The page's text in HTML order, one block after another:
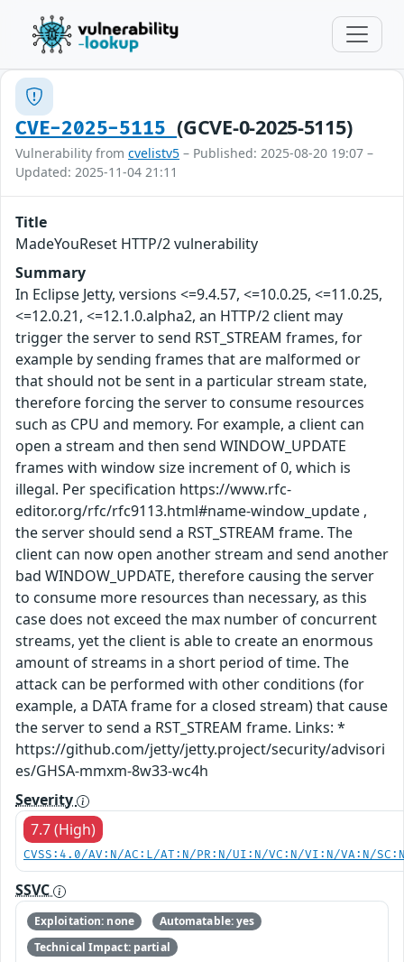
CVE-2025-5115(GCVE-0-2025-5115)
Vulnerability from cvelistv5 – Published: 2025-08-20 19:07 –
Updated: 2025-11-04 21:11
Title
MadeYouReset HTTP/2 vulnerability
Summary
In Eclipse Jetty, versions <=9.4.57, <=10.0.25, <=11.0.25,
<=12.0.21, <=12.1.0.alpha2, an HTTP/2 client may
trigger the server to send RST_STREAM frames, for
example by sending frames that are malformed or
that should not be sent in a particular stream state,
therefore forcing the server to consume resources
such as CPU and memory. For example, a client can
open a stream and then send WINDOW_UPDATE
frames with window size increment of 0, which is
illegal. Per specification https://www.rfc-
editor.org/rfc/rfc9113.html#name-window_update ,
the server should send a RST_STREAM frame. The
client can now open another stream and send another
bad WINDOW_UPDATE, therefore causing the server
to consume more resources than necessary, as this
case does not exceed the max number of concurrent
streams, yet the client is able to create an enormous
amount of streams in a short period of time. The
attack can be performed with other conditions (for
example, a DATA frame for a closed stream) that cause
the server to send a RST_STREAM frame. Links: *
https://github.com/jetty/jetty.project/security/advisori
es/GHSA-mmxm-8w33-wc4h
Severity
7.7 (High)
CVSS:4.0/AV:N/AC:L/AT:N/PR:N/UI:N/VC:N/VI:N/VA:N/
SSVC
Exploitation: none
Automatable: yes
Technical Impact: partial